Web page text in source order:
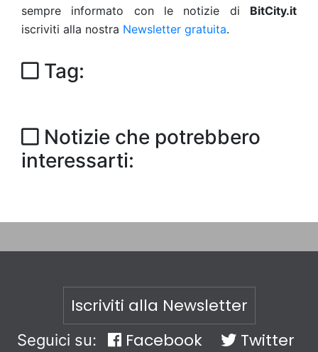
sempre informato con le notizie di BitCity.it
iscriviti alla nostra Newsletter gratuita.
Tag:
Notizie che potrebbero
interessarti:
Iscriviti alla Newsletter
Seguici su: Facebook
Twitter